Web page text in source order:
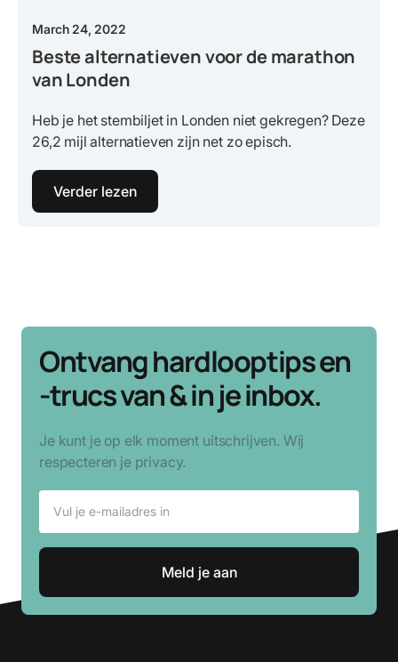
March 24, 2022
Beste alternatieven voor de marathon
van Londen
Heb je het stembiljet in Londen niet gekregen? Deze
26,2 mijl alternatieven zijn net zo episch.
Verder lezen
Ontvang hardlooptips en
-trucs van & in je inbox.
Je kunt je op elk moment uitschrijven. Wij
respecteren je privacy.